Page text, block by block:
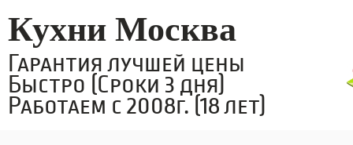
Кухни Москва
Гарантия лучшей цены
Быстро (Сроки 3 дня)
Работаем с 2008г. (18 лет)